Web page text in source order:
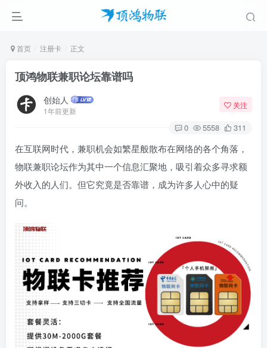
首页 注册卡 正文
顶鸿物联兼职论坛靠谱吗
创始人
1年前更新
关注
0 5558 311
在互联网时代，兼职机会如繁星般散布在网络的各个角落，
物联兼职论坛作为其中一个信息汇聚地，吸引着众多寻求额
外收入的人们。但它究竟是否靠谱，成为许多人心中的疑
问。